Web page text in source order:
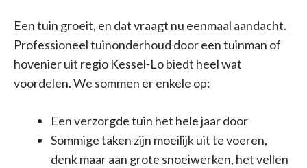
Een tuin groeit, en dat vraagt nu eenmaal aandacht.
Professioneel tuinonderhoud door een tuinman of
hovenier uit regio Kessel-Lo biedt heel wat
voordelen. We sommen er enkele op:
Een verzorgde tuin het hele jaar door
Sommige taken zijn moeilijk uit te voeren,
denk maar aan grote snoeiwerken, het vellen